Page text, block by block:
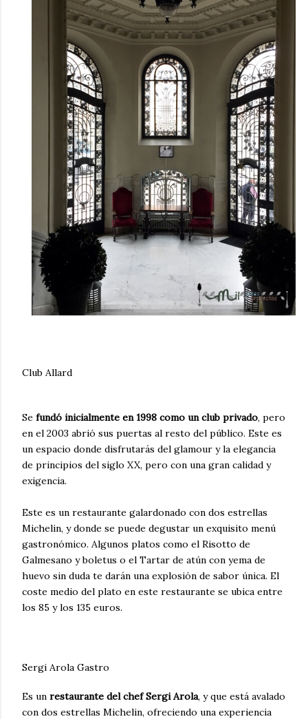
Club Allard
Se fundó inicialmente en 1998 como un club privado, pero
en el 2003 abrió sus puertas al resto del público. Este es
un espacio donde disfrutarás del glamour y la elegancia
de principios del siglo XX, pero con una gran calidad y
exigencia.
Este es un restaurante galardonado con dos estrellas
Michelin, y donde se puede degustar un exquisito menú
gastronómico. Algunos platos como el Risotto de
Galmesano y boletus o el Tartar de atún con yema de
huevo sin duda te darán una explosión de sabor única. El
coste medio del plato en este restaurante se ubica entre
los 85 y los 135 euros.
Sergi Arola Gastro
Es un restaurante del chef Sergi Arola, y que está avalado
con dos estrellas Michelin, ofreciendo una experiencia